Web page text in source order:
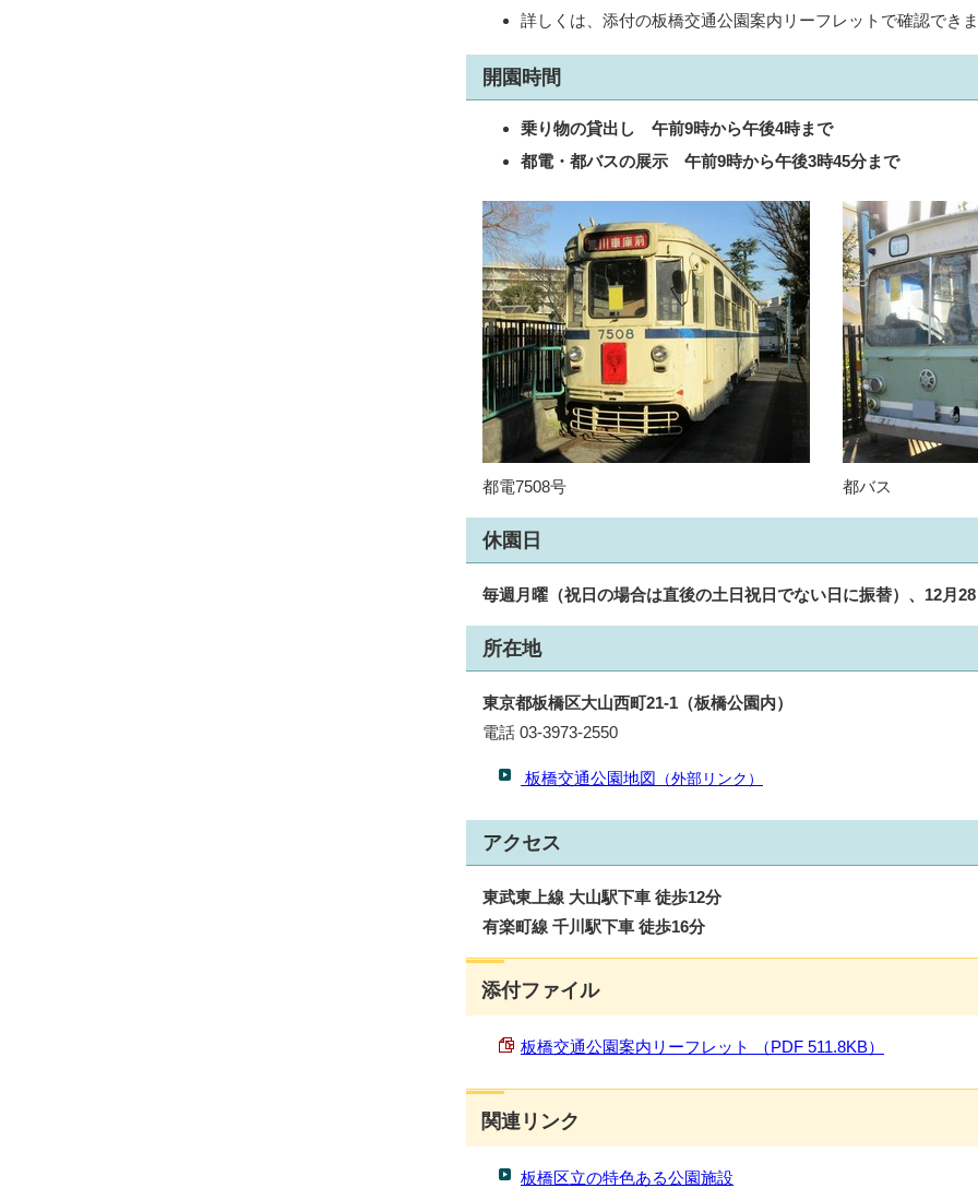
詳しくは、添付の板橋交通公園案内リーフレットで確認できま
開園時間
乗り物の貸出し
午前9時から午後4時まで
都電・都バスの展示 午前9時から午後3時45分まで
都電7508号 都バス
休園日
毎週月曜（祝日の場合は直後の土日祝日でない日に振替）、12月
所在地
東京都板橋区大山西町21-1（板橋公園内）
電話 03-3973-2550
板橋交通公園地図 （外部リンク）
アクセス
東武東上線 大山駅下車 徒歩12分
有楽町線 千川駅下車 徒歩16分
添付ファイル
板橋交通公園案内リーフレット （PDF 511.8KB）
関連リンク
板橋区立の特色ある公園施設